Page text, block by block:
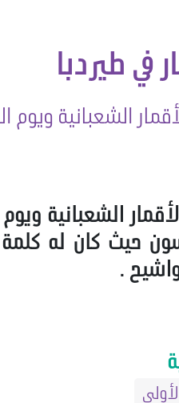
في طيردبا
الشعبانية ويوم
الشعبانية
حيث كان له كلمة
.